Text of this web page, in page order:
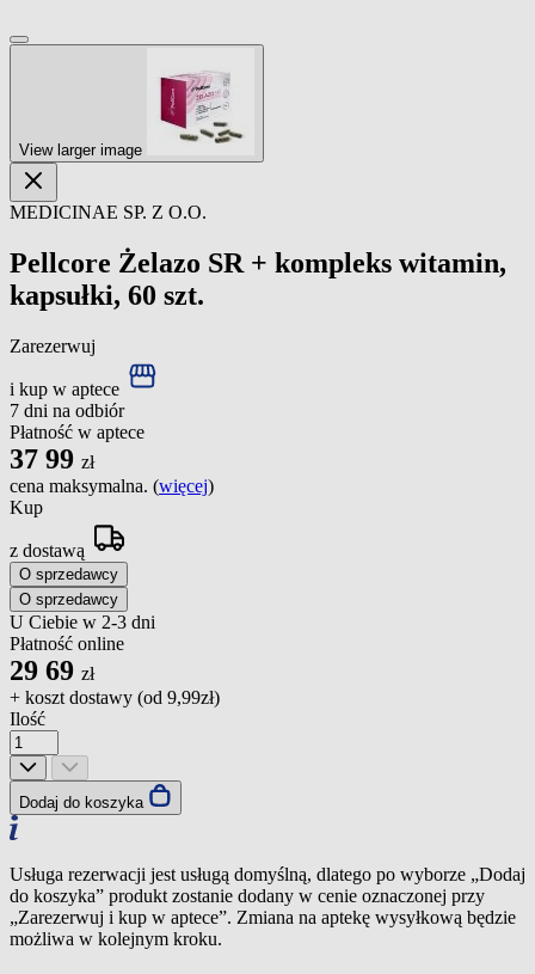
View larger image
MEDICINAE SP. Z O.O.
Pellcore Żelazo SR + kompleks witamin,
kapsułki, 60 szt.
Zarezerwuj
i kup w aptece
7 dni na odbiór
Płatność w aptece
37 99 zł
cena maksymalna. (więcej)
Kup
z dostawą
O sprzedawcy
O sprzedawcy
U Ciebie w 2-3 dni
Płatność online
29 69 zł
+ koszt dostawy (od 9,99zł)
Ilość
Dodaj do koszyka
Usługa rezerwacji jest usługą domyślną, dlatego po wyborze „Dodaj
do koszyka” produkt zostanie dodany w cenie oznaczonej przy
„Zarezerwuj i kup w aptece”. Zmiana na aptekę wysyłkową będzie
możliwa w kolejnym kroku.